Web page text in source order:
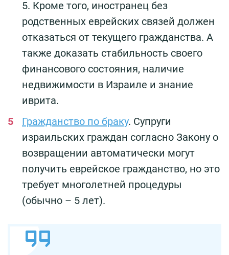
5. Кроме того, иностранец без
родственных еврейских связей должен
отказаться от текущего гражданства. А
также доказать стабильность своего
финансового состояния, наличие
недвижимости в Израиле и знание
иврита.
Гражданство по браку. Супруги
израильских граждан согласно Закону о
возвращении автоматически могут
получить еврейское гражданство, но это
требует многолетней процедуры
(обычно – 5 лет).